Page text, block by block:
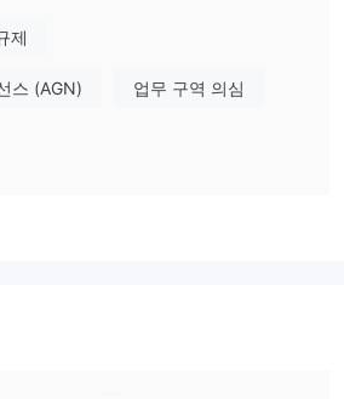
및
한 다양한 금융 서비스를 제공합니다.
반 전략을 결합합니다.
거래를 시작할 수 있습니다.
제
스 (AGN) 업무 구역 의심